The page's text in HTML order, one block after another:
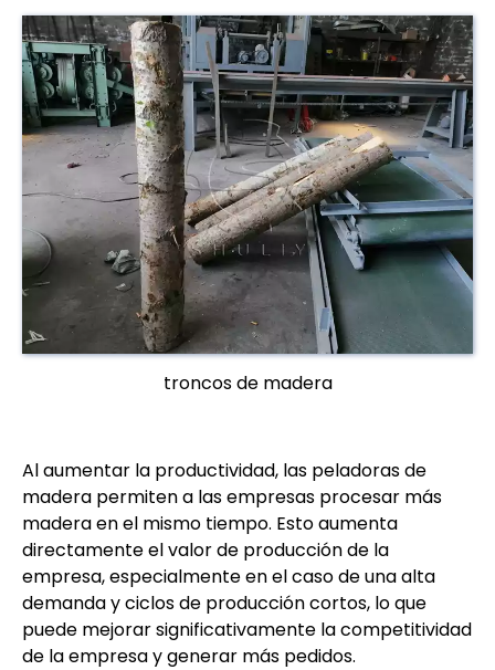
troncos de madera
Al aumentar la productividad, las peladoras de
madera permiten a las empresas procesar más
madera en el mismo tiempo. Esto aumenta
directamente el valor de producción de la
empresa, especialmente en el caso de una alta
demanda y ciclos de producción cortos, lo que
puede mejorar significativamente la competitividad
de la empresa y generar más pedidos.